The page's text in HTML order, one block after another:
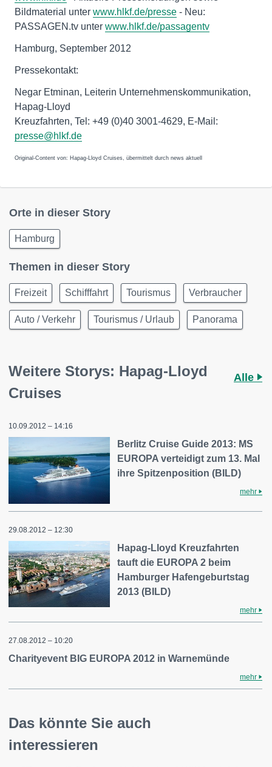
Bildmaterial unter www.hlkf.de/presse - Neu:
PASSAGEN.tv unter www.hlkf.de/passagentv
Hamburg, September 2012
Pressekontakt:
Negar Etminan, Leiterin Unternehmenskommunikation,
Hapag-Lloyd
Kreuzfahrten, Tel: +49 (0)40 3001-4629, E-Mail:
presse@hlkf.de
Original-Content von: Hapag-Lloyd Cruises, übermittelt durch news aktuell
Orte in dieser Story
Hamburg
Themen in dieser Story
Freizeit Schifffahrt Tourismus Verbraucher
Auto / Verkehr Tourismus / Urlaub Panorama
Weitere Storys: Hapag-Lloyd
Cruises
Alle
10.09.2012 – 14:16
Berlitz Cruise Guide 2013: MS
EUROPA verteidigt zum 13. Mal
ihre Spitzenposition (BILD)
mehr
29.08.2012 – 12:30
Hapag-Lloyd Kreuzfahrten
tauft die EUROPA 2 beim
Hamburger Hafengeburtstag
2013 (BILD)
mehr
27.08.2012 – 10:20
Charityevent BIG EUROPA 2012 in Warnemünde
mehr
Das könnte Sie auch
interessieren